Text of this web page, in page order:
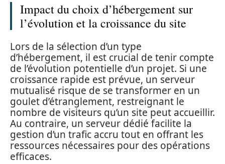
Impact du choix d’hébergement sur
l’évolution et la croissance du site
Lors de la sélection d’un type
d’hébergement, il est crucial de tenir compte
de l’évolution potentielle d’un projet. Si une
croissance rapide est prévue, un serveur
mutualisé risque de se transformer en un
goulet d’étranglement, restreignant le
nombre de visiteurs qu’un site peut accueillir.
Au contraire, un serveur dédié facilite la
gestion d’un trafic accru tout en offrant les
ressources nécessaires pour des opérations
efficaces.